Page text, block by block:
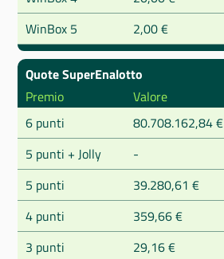
WinBox 5
2,00 €
Quote SuperEnalotto
Premio
Valore
6 punti
80.708.162,84 €
5 punti + Jolly
-
5 punti
39.280,61 €
4 punti
359,66 €
3 punti
29,16 €